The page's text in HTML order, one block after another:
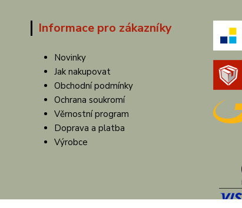
Informace pro zákazníky
Novinky
Jak nakupovat
Obchodní podmínky
Ochrana soukromí
Věrnostní program
Doprava a platba
Výrobce